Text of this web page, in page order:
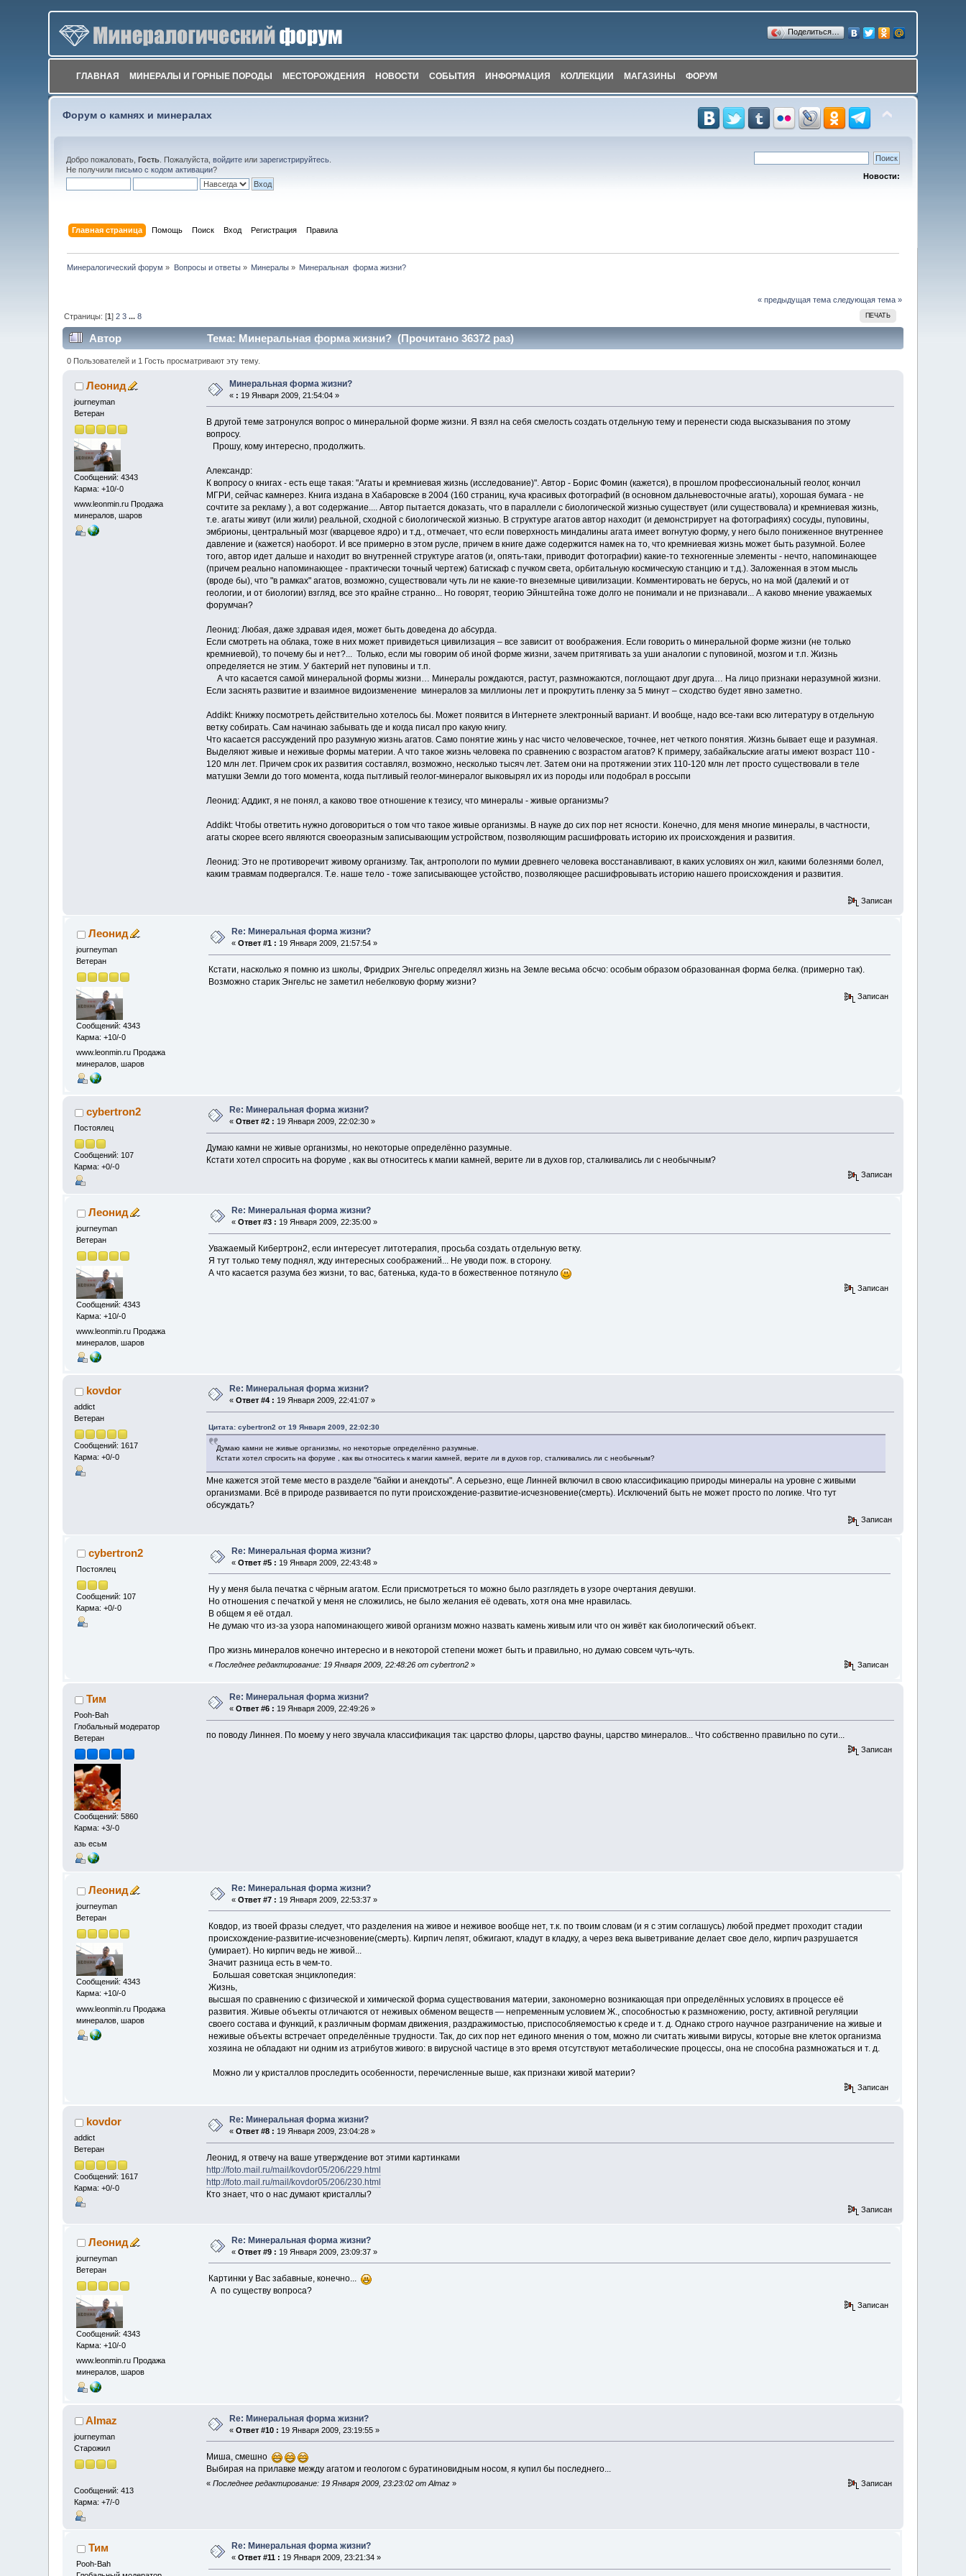
Поделиться…
ГЛАВНАЯ МИНЕРАЛЫ И ГОРНЫЕ ПОРОДЫ МЕСТОРОЖДЕНИЯ НОВОСТИ СОБЫТИЯ ИНФОРМАЦИЯ КОЛЛЕКЦИИ МАГАЗИНЫ ФОРУМ
Форум о камнях и минералах
Добро пожаловать,Гость . Пожалуйста,войдите илизарегистрируйтесь
Не получилиписьмо с кодом активации?
Новости:
Главная страница Помощь Поиск Вход Регистрация Правила
Минералогический форум » Вопросы и ответы» Минералы » Минеральная  форма жизни?
« предыдущая тема следующая тема »
ПЕЧАТЬ
Страницы: [1]2 3 ...8
Автор Тема: Минеральная форма жизни? (Прочитано 36372 раз)
0 Пользователей и 1 Гость просматривают эту тему.
Леонид
journeyman
Ветеран
Сообщений: 4343
Карма: +10/-0
www.leonmin.ru Продажа
минералов, шаров
Минеральная форма жизни?
« : 19 Января 2009, 21:54:04 »
В другой теме затронулся вопрос о минеральной форме жизни. Я взял на себя смелость создать отдельную тему и перенести сюда высказывания по этому
вопросу.
Прошу, кому интересно, продолжить.
Александр:
К вопросу о книгах - есть еще такая: "Агаты и кремниевая жизнь (исследование)". Автор - Борис Фомин (кажется), в прошлом профессиональный геолог, кончил
МГРИ, сейчас камнерез. Книга издана в Хабаровске в 2004 (160 страниц, куча красивых фотографий (в основном дальневосточные агаты), хорошая бумага - не
сочтите за рекламу ), а вот содержание.... Автор пытается доказать, что в параллели с биологической жизнью существует (или существовала) и кремниевая жизнь,
т.е. агаты живут (или жили) реальной, сходной с биологической жизнью. В структуре агатов автор находит (и демонстрирует на фотографиях) сосуды, пуповины,
эмбрионы, центральный мозг (кварцевое ядро) и т.д., отмечает, что если поверхность миндалины агата имеет вогнутую форму, у него было пониженное внутреннее
давление и (кажется) наоборот. И все примерно в этом русле, причем в книге даже содержится намек на то, что кремниевая жизнь может быть разумной. Более
того, автор идет дальше и находит во внутренней структуре агатов (и, опять-таки, приводит фотографии) какие-то техногенные элементы - нечто, напоминающее
(причем реально напоминающее - практически точный чертеж) батискаф с пучком света, орбитальную космическую станцию и т.д.). Заложенная в этом мысль
(вроде бы), что "в рамках" агатов, возможно, существовали чуть ли не какие-то внеземные цивилизации. Комментировать не берусь, но на мой (далекий и от
геологии, и от биологии) взгляд, все это крайне странно... Но говорят, теорию Эйнштейна тоже долго не понимали и не признавали... А каково мнение уважаемых
форумчан?
Леонид: Любая, даже здравая идея, может быть доведена до абсурда.
Если смотреть на облака, тоже в них может привидеться цивилизация – все зависит от воображения. Если говорить о минеральной форме жизни (не только
кремниевой), то почему бы и нет?... Только, если мы говорим об иной форме жизни, зачем притягивать за уши аналогии с пуповиной, мозгом и т.п. Жизнь
определяется не этим. У бактерий нет пуповины и т.п.
А что касается самой минеральной формы жизни… Минералы рождаются, растут, размножаются, поглощают друг друга… На лицо признаки неразумной жизни.
Если заснять развитие и взаимное видоизменение минералов за миллионы лет и прокрутить пленку за 5 минут – сходство будет явно заметно.
Addikt: Книжку посмотреть действительно хотелось бы. Может появится в Интернете электронный вариант. И вообще, надо все-таки всю литературу в отдельную
ветку собирать. Сам начинаю забывать где и когда писал про какую книгу.
Что касается рассуждений про разумную жизнь агатов. Само понятие жинь у нас чисто человеческое, точнее, нет четкого понятия. Жизнь бывает еще и разумная.
Выделяют живые и неживые формы материи. А что такое жизнь человека по сравнению с возрастом агатов? К примеру, забайкальские агаты имеют возраст 110 -
120 млн лет. Причем срок их развития составлял, возможно, несколько тысяч лет. Затем они на протяжении этих 110-120 млн лет просто существовали в теле
матушки Земли до того момента, когда пытливый геолог-минералог выковырял их из породы или подобрал в россыпи
Леонид: Аддикт, я не понял, а каково твое отношение к тезису, что минералы - живые организмы?
Addikt: Чтобы ответить нужно договориться о том что такое живые организмы. В науке до сих пор нет ясности. Конечно, для меня многие минералы, в частности,
агаты скорее всего являются своеоразным записывающим устройством, позволяющим расшифровать историю их происхождения и развития.
Леонид: Это не противоречит живому организму. Так, антропологи по мумии древнего человека восстанавливают, в каких условиях он жил, какими болезнями болел,
каким травмам подвергался. Т.е. наше тело - тоже записывающее устойство, позволяющее расшифровывать историю нашего происхождения и развития.
Записан
Леонид
journeyman
Ветеран
Сообщений: 4343
Карма: +10/-0
www.leonmin.ru Продажа
минералов, шаров
Re: Минеральная форма жизни?
«Ответ #1 : 19 Января 2009, 21:57:54 »
Кстати, насколько я помню из школы, Фридрих Энгельс определял жизнь на Земле весьма обсчо: особым образом образованная форма белка. (примерно так).
Возможно старик Энгельс не заметил небелковую форму жизни?
Записан
cybertron2
Постоялец
Сообщений: 107
Карма: +0/-0
Re: Минеральная форма жизни?
«Ответ #2 : 19 Января 2009, 22:02:30 »
Думаю камни не живые организмы, но некоторые определённо разумные.
Кстати хотел спросить на форуме , как вы относитесь к магии камней, верите ли в духов гор, сталкивались ли с необычным?
Записан
Леонид
journeyman
Ветеран
Сообщений: 4343
Карма: +10/-0
www.leonmin.ru Продажа
минералов, шаров
Re: Минеральная форма жизни?
«Ответ #3 : 19 Января 2009, 22:35:00 »
Уважаемый Кибертрон2, если интересует литотерапия, просьба создать отдельную ветку.
Я тут только тему поднял, жду интересных соображений... Не уводи пож. в сторону.
А что касается разума без жизни, то вас, батенька, куда-то в божественное потянуло
Записан
kovdor
addict
Ветеран
Сообщений: 1617
Карма: +0/-0
Re: Минеральная форма жизни?
«Ответ #4 : 19 Января 2009, 22:41:07 »
Цитата: cybertron2 от 19 Января 2009, 22:02:30
Думаю камни не живые организмы, но некоторые определённо разумные.
Кстати хотел спросить на форуме , как вы относитесь к магии камней, верите ли в духов гор, сталкивались ли с необычным?
Мне кажется этой теме место в разделе "байки и анекдоты". А серьезно, еще Линней включил в свою классификацию природы минералы на уровне с живыми
организмами. Всё в природе развивается по пути происхождение-развитие-исчезновение(смерть). Исключений быть не может просто по логике. Что тут
обсуждать?
Записан
cybertron2
Постоялец
Сообщений: 107
Карма: +0/-0
Re: Минеральная форма жизни?
«Ответ #5 : 19 Января 2009, 22:43:48 »
Ну у меня была печатка с чёрным агатом. Если присмотреться то можно было разглядеть в узоре очертания девушки.
Но отношения с печаткой у меня не сложились, не было желания её одевать, хотя она мне нравилась.
В общем я её отдал.
Не думаю что из-за узора напоминающего живой организм можно назвать камень живым или что он живёт как биологический объект.
Про жизнь минералов конечно интересно и в некоторой степени может быть и правильно, но думаю совсем чуть-чуть.
« Последнее редактирование: 19 Января 2009, 22:48:26 от cybertron2» Записан
Тим
Pooh-Bah
Глобальный модератор
Ветеран
Сообщений: 5860
Карма: +3/-0
азь есьм
Re: Минеральная форма жизни?
«Ответ #6 : 19 Января 2009, 22:49:26 »
по поводу Линнея. По моему у него звучала классификация так: царство флоры, царство фауны, царство минералов... Что собственно правильно по сути...
Записан
Леонид
journeyman
Ветеран
Сообщений: 4343
Карма: +10/-0
www.leonmin.ru Продажа
минералов, шаров
Re: Минеральная форма жизни?
«Ответ #7 : 19 Января 2009, 22:53:37 »
Ковдор, из твоей фразы следует, что разделения на живое и неживое вообще нет, т.к. по твоим словам (и я с этим соглашусь) любой предмет проходит стадии
происхождение-развитие-исчезновение(смерть). Кирпич лепят, обжигают, кладут в кладку, а через века выветривание делает свое дело, кирпич разрушается
(умирает). Но кирпич ведь не живой...
Значит разница есть в чем-то.
Большая советская энциклопедия:
Жизнь,
высшая по сравнению с физической и химической форма существования материи, закономерно возникающая при определённых условиях в процессе её
развития. Живые объекты отличаются от неживых обменом веществ — непременным условием Ж., способностью к размножению, росту, активной регуляции
своего состава и функций, к различным формам движения, раздражимостью, приспособляемостью к среде и т. д. Однако строго научное разграничение на живые и
неживые объекты встречает определённые трудности. Так, до сих пор нет единого мнения о том, можно ли считать живыми вирусы, которые вне клеток организма
хозяина не обладают ни одним из атрибутов живого: в вирусной частице в это время отсутствуют метаболические процессы, она не способна размножаться и т. д.
Можно ли у кристаллов проследить особенности, перечисленные выше, как признаки живой материи?
Записан
kovdor
addict
Ветеран
Сообщений: 1617
Карма: +0/-0
Re: Минеральная форма жизни?
«Ответ #8 : 19 Января 2009, 23:04:28 »
Леонид, я отвечу на ваше утверждение вот этими картинками
http://foto.mail.ru/mail/kovdor05/206/229.html
http://foto.mail.ru/mail/kovdor05/206/230.html
Кто знает, что о нас думают кристаллы?
Записан
Леонид
journeyman
Ветеран
Сообщений: 4343
Карма: +10/-0
www.leonmin.ru Продажа
минералов, шаров
Re: Минеральная форма жизни?
«Ответ #9 : 19 Января 2009, 23:09:37 »
Картинки у Вас забавные, конечно...
А по существу вопроса?
Записан
Almaz
journeyman
Старожил
Сообщений: 413
Карма: +7/-0
Re: Минеральная форма жизни?
«Ответ #10 : 19 Января 2009, 23:19:55 »
Миша, смешно
Выбирая на прилавке между агатом и геологом с буратиновидным носом, я купил бы последнего...
« Последнее редактирование: 19 Января 2009, 23:23:02 от Almaz» Записан
Тим
Pooh-Bah
Re: Минеральная форма жизни?
«Ответ #11 : 19 Января 2009, 23:21:34 »